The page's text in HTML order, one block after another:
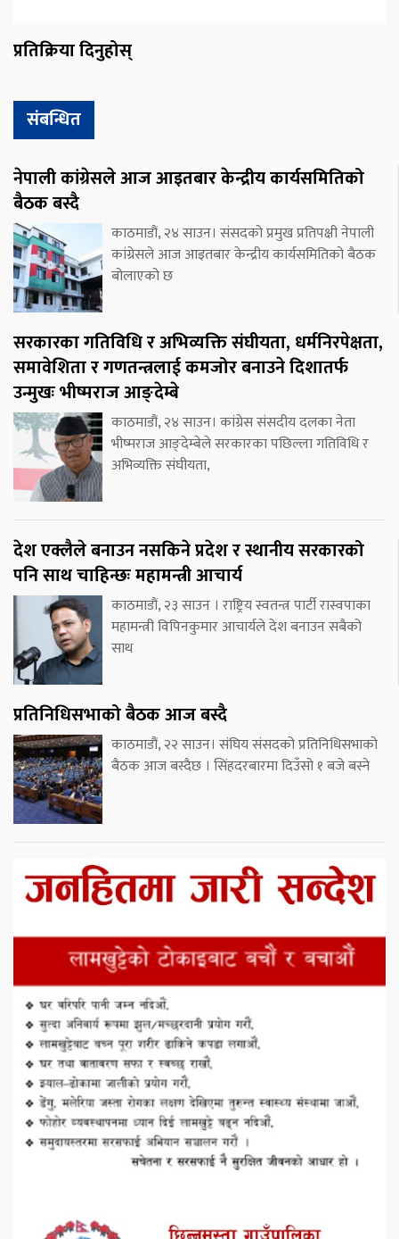
प्रतिक्रिया दिनुहोस्
संबन्धित
नेपाली कांग्रेसले आज आइतबार केन्द्रीय कार्यसमितिको
बैठक बस्दै
काठमाडौं, २४ साउन। संसदको प्रमुख प्रतिपक्षी नेपाली
कांग्रेसले आज आइतबार केन्द्रीय कार्यसमितिको बैठक
बोलाएको छ
सरकारका गतिविधि र अभिव्यक्ति संघीयता, धर्मनिरपेक्षता,
समावेशिता र गणतन्त्रलाई कमजोर बनाउने दिशातर्फ
उन्मुखः भीष्मराज आङ्देम्बे
काठमाडौं, २४ साउन। कांग्रेस संसदीय दलका नेता
भीष्मराज आङ्देम्बेले सरकारका पछिल्ला गतिविधि र
अभिव्यक्ति संघीयता,
देश एक्लैले बनाउन नसकिने प्रदेश र स्थानीय सरकारको
पनि साथ चाहिन्छः महामन्त्री आचार्य
काठमाडौं, २३ साउन । राष्ट्रिय स्वतन्त्र पार्टी रास्वपाका
महामन्त्री विपिनकुमार आचार्यले देश बनाउन सबैको
साथ
प्रतिनिधिसभाको बैठक आज बस्दै
काठमाडौं, २२ साउन। संघिय संसदको प्रतिनिधिसभाको
बैठक आज बस्दैछ । सिंहदरबारमा दिउँसो १ बजे बस्ने